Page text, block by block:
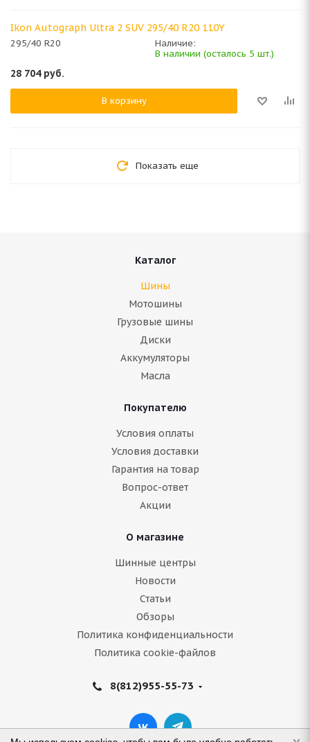
Ikon Autograph Ultra 2 SUV 295/40 R20 110Y
295/40 R20
Наличие:
В наличии (осталось 5 шт.)
28 704руб.
В корзину
Показать еще
Каталог
Шины
Мотошины
Грузовые шины
Диски
Аккумуляторы
Масла
Покупателю
Условия оплаты
Условия доставки
Гарантия на товар
Вопрос-ответ
Акции
О магазине
Шинные центры
Новости
Статьи
Обзоры
Политика конфиденциальности
Политика cookie-файлов
8(812)955-55-73